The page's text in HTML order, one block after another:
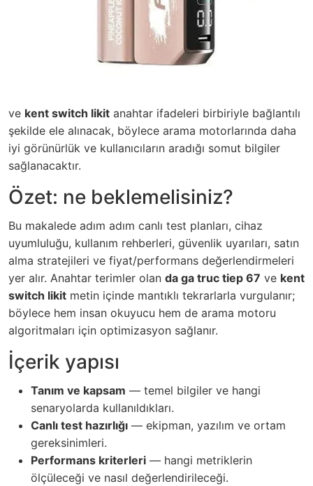
ve kent switch likit anahtar ifadeleri birbiriyle bağlantılı
şekilde ele alınacak, böylece arama motorlarında daha
iyi görünürlük ve kullanıcıların aradığı somut bilgiler
sağlanacaktır.
Özet: ne beklemelisiniz?
Bu makalede adım adım canlı test planları, cihaz
uyumluluğu, kullanım rehberleri, güvenlik uyarıları, satın
alma stratejileri ve fiyat/performans değerlendirmeleri
yer alır. Anahtar terimler olan da ga truc tiep 67 ve kent
switch likit metin içinde mantıklı tekrarlarla vurgulanır;
böylece hem insan okuyucu hem de arama motoru
algoritmaları için optimizasyon sağlanır.
İçerik yapısı
Tanım ve kapsam — temel bilgiler ve hangi
senaryolarda kullanıldıkları.
Canlı test hazırlığı — ekipman, yazılım ve ortam
gereksinimleri.
Performans kriterleri — hangi metriklerin
ölçüleceği ve nasıl değerlendirileceği.